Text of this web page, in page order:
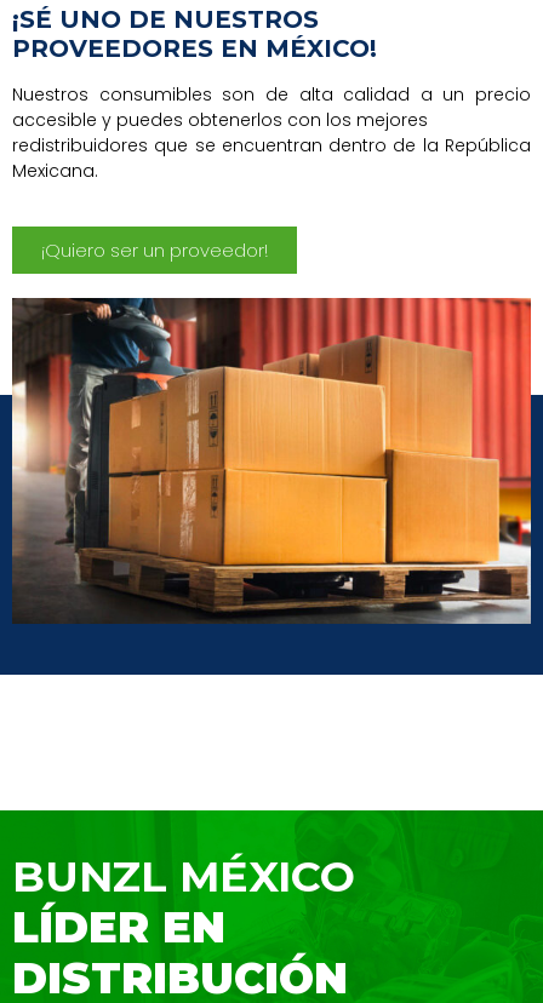
¡SÉ UNO DE NUESTROS
PROVEEDORES EN MÉXICO!
Nuestros consumibles son de alta calidad a un precio
accesible y puedes obtenerlos con los mejores
redistribuidores que se encuentran dentro de la República
Mexicana.
¡Quiero ser un proveedor!
BUNZL MÉXICO
LÍDER EN
DISTRIBUCIÓN